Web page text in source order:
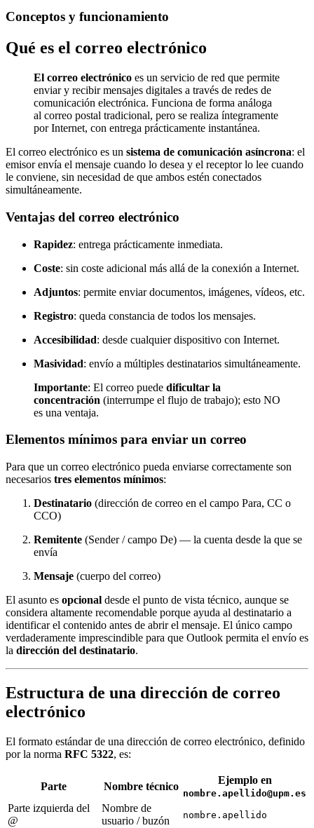
Conceptos y funcionamiento
Qué es el correo electrónico
El correo electrónico es un servicio de red que permite
enviar y recibir mensajes digitales a través de redes de
comunicación electrónica. Funciona de forma análoga
al correo postal tradicional, pero se realiza íntegramente
por Internet, con entrega prácticamente instantánea.
El correo electrónico es un sistema de comunicación asíncrona: el
emisor envía el mensaje cuando lo desea y el receptor lo lee cuando
le conviene, sin necesidad de que ambos estén conectados
simultáneamente.
Ventajas del correo electrónico
Rapidez: entrega prácticamente inmediata.
Coste: sin coste adicional más allá de la conexión a Internet.
Adjuntos: permite enviar documentos, imágenes, vídeos, etc.
Registro: queda constancia de todos los mensajes.
Accesibilidad: desde cualquier dispositivo con Internet.
Masividad: envío a múltiples destinatarios simultáneamente.
Importante: El correo puede dificultar la
concentración (interrumpe el flujo de trabajo); esto NO
es una ventaja.
Elementos mínimos para enviar un correo
Para que un correo electrónico pueda enviarse correctamente son
necesarios tres elementos mínimos:
Destinatario (dirección de correo en el campo Para, CC o
CCO)
Remitente (Sender / campo De) — la cuenta desde la que se
envía
Mensaje (cuerpo del correo)
El asunto es opcional desde el punto de vista técnico, aunque se
considera altamente recomendable porque ayuda al destinatario a
identificar el contenido antes de abrir el mensaje. El único campo
verdaderamente imprescindible para que Outlook permita el envío es
la dirección del destinatario.
Estructura de una dirección de correo
electrónico
El formato estándar de una dirección de correo electrónico, definido
por la norma RFC 5322, es:
Parte Nombre técnico
Ejemplo en
nombre.apellido@upm.es
Parte izquierda del
@
Nombre de
usuario / buzón
nombre.apellido